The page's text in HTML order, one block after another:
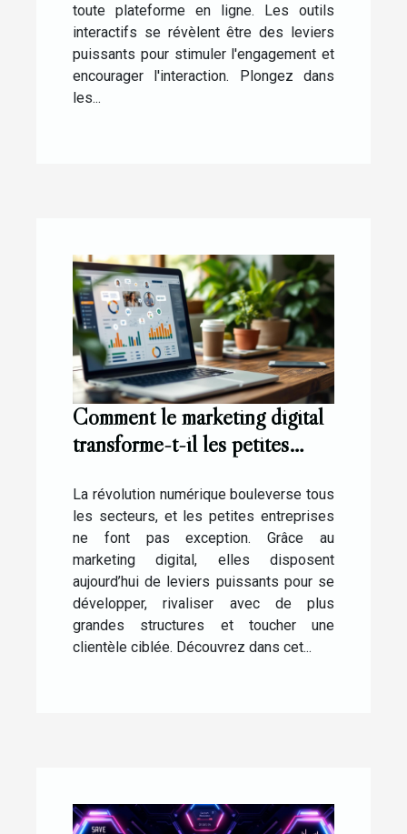
toute plateforme en ligne. Les outils
interactifs se révèlent être des leviers
puissants pour stimuler l'engagement et
encourager l'interaction. Plongez dans
les...
Comment le marketing digital
transforme-t-il les petites
La révolution numérique bouleverse tous
les secteurs, et les petites entreprises
ne font pas exception. Grâce au
marketing digital, elles disposent
aujourd’hui de leviers puissants pour se
développer, rivaliser avec de plus
grandes structures et toucher une
clientèle ciblée. Découvrez dans cet...